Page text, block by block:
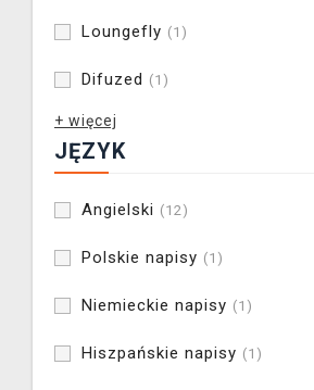
Loungefly (1)
Difuzed (1)
+ więcej
JĘZYK
Angielski (12)
Polskie napisy (1)
Niemieckie napisy (1)
Hiszpańskie napisy (1)